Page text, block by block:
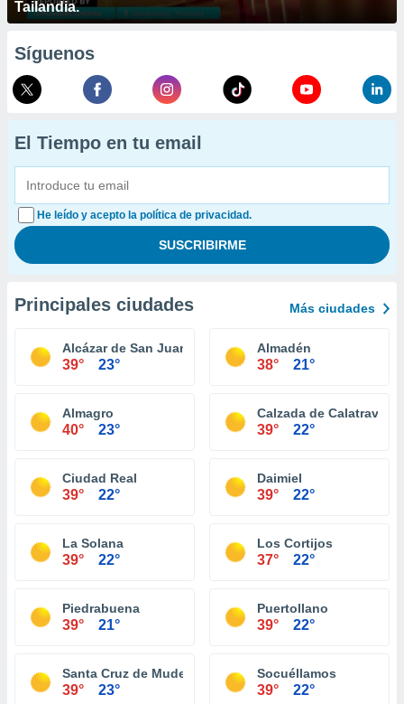
Tailandia.
Síguenos
El Tiempo en tu email
He leído y acepto la política de privacidad.
Principales ciudades Más ciudades
Alcázar de San Juan
39° 23°
Almadén
38° 21°
Almagro
40° 23°
Calzada de Calatrava
39° 22°
Ciudad Real
39° 22°
Daimiel
39° 22°
La Solana
39° 22°
Los Cortijos
37° 22°
Piedrabuena
39° 21°
Puertollano
39° 22°
Santa Cruz de Mudela
39° 23°
Socuéllamos
39° 22°